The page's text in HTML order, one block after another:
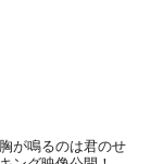
が鳴るのは君のせ